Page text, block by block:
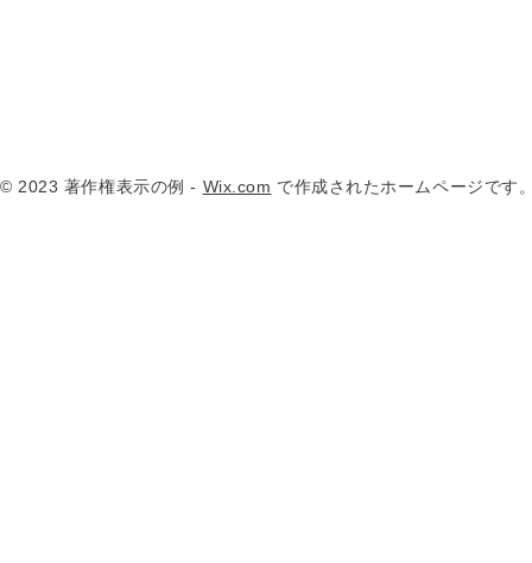
© 2023 著作権表示の例 - Wix.com で作成されたホームページです